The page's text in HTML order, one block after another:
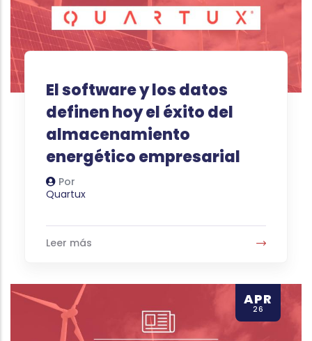
El software y los datos
definen hoy el éxito del
almacenamiento
energético empresarial
Por
Autor
Quartux
Leer más
APR
26